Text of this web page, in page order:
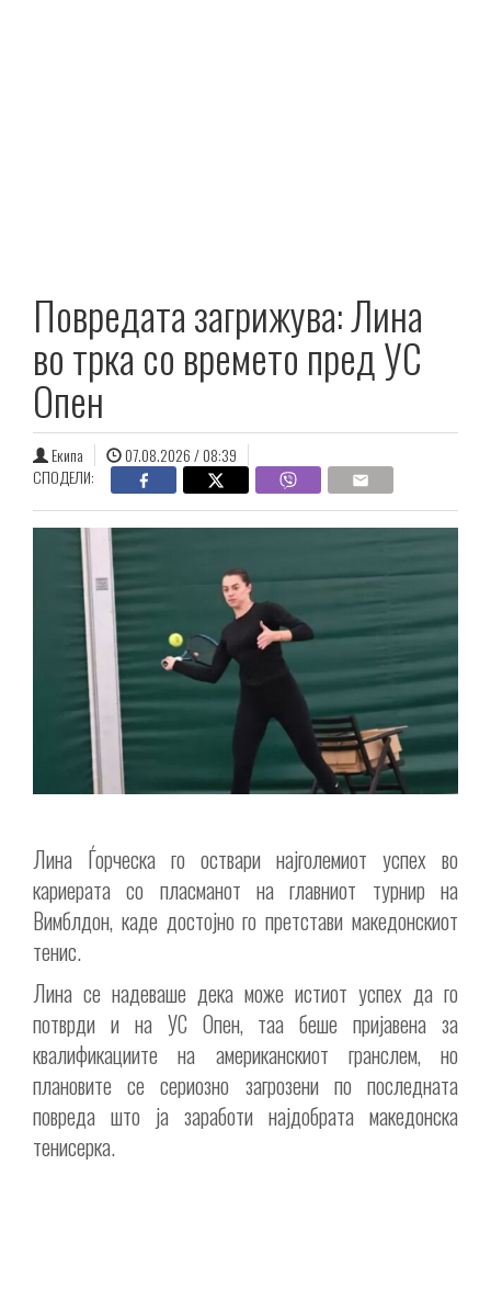
Повредата загрижува: Лина
во трка со времето пред УС
Опен
Екипа
07.08.2026 / 08:39
СПОДЕЛИ:
Лина Ѓорческа го оствари најголемиот успех во
кариерата со пласманот на главниот турнир на
Вимблдон, каде достојно го претстави македонскиот
тенис.
Лина се надеваше дека може истиот успех да го
потврди и на УС Опен, таа беше пријавена за
квалификациите на американскиот гранслем, но
плановите се сериозно загрозени по последната
повреда што ја заработи најдобрата македонска
тенисерка.